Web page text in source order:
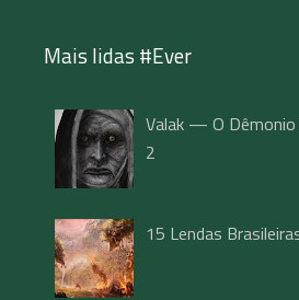
Mais lidas #Ever
Valak — O Dêmonio
2
15 Lendas